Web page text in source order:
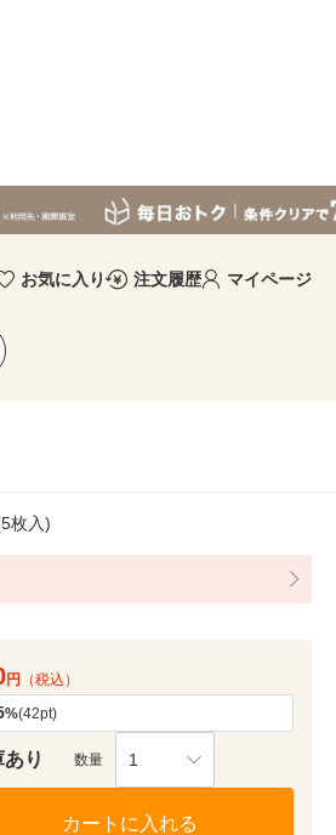
お気に入り 注文履歴 マイページ
枚入)
円 （税込）
%(42pt)
り 数量 1
カートに入れる